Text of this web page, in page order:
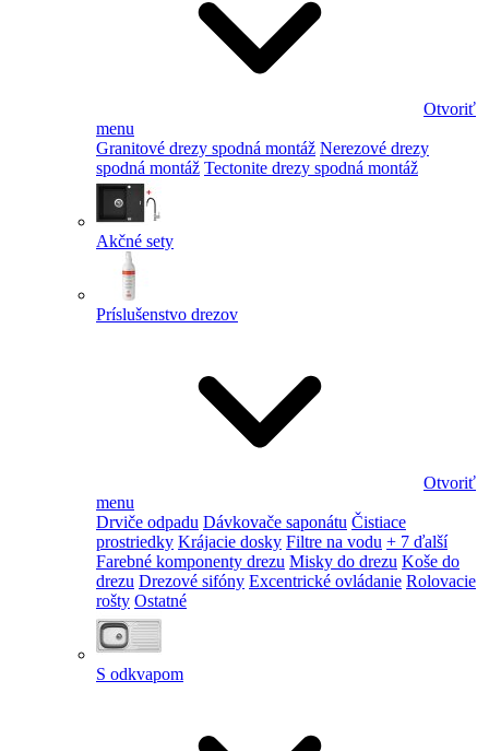
Otvoriť
menu
Granitové drezy spodná montáž Nerezové drezy
spodná montáž Tectonite drezy spodná montáž
Akčné sety
Príslušenstvo drezov
Otvoriť
menu
Drviče odpadu Dávkovače saponátu Čistiace
prostriedky Krájacie dosky Filtre na vodu + 7 ďalší
Farebné komponenty drezu Misky do drezu Koše do
drezu Drezové sifóny Excentrické ovládanie Rolovacie
rošty Ostatné
S odkvapom